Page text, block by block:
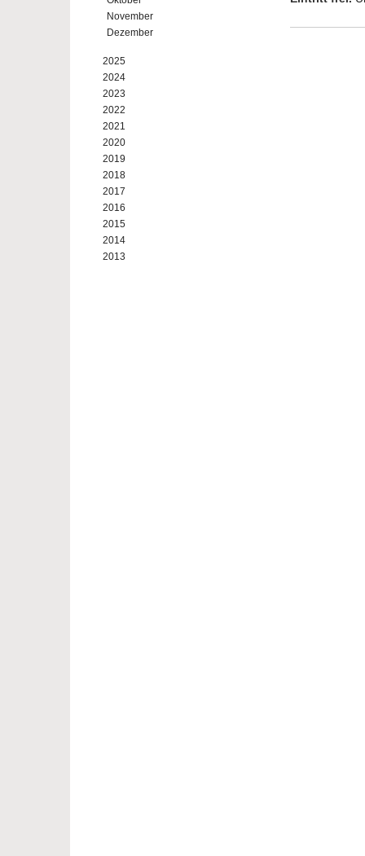
November
Dezember
2025
2024
2023
2022
2021
2020
2019
2018
2017
2016
2015
2014
2013